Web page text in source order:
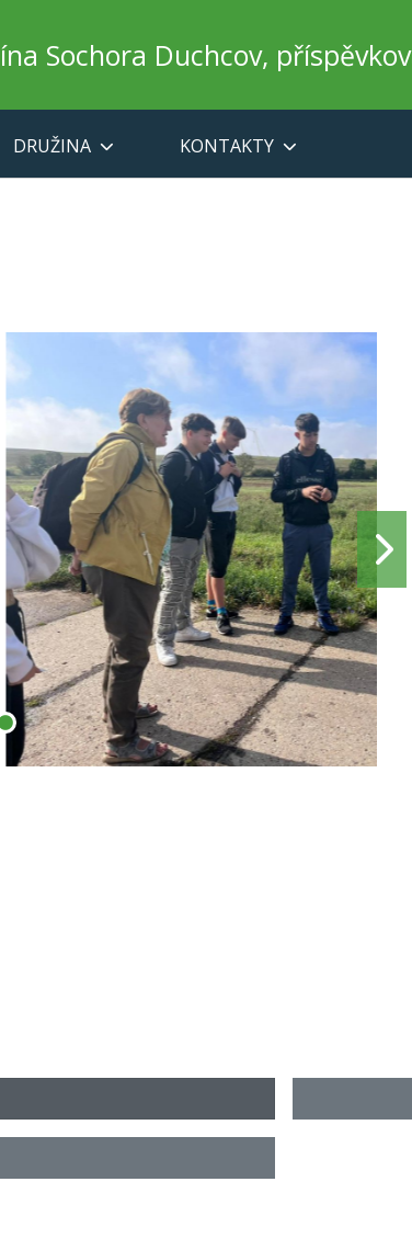
Sochora Duchcov,
DRUŽINA KONTAKTY